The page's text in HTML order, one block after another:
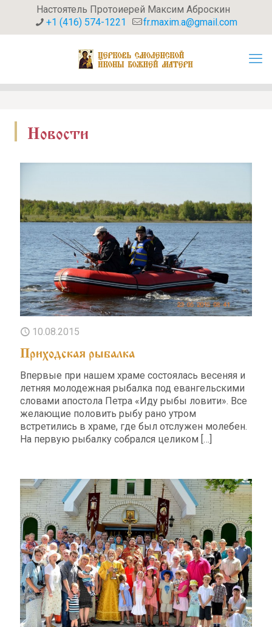
Настоятель Протоиерей Максим Аброскин
+1 (416) 574-1221
fr.maxim.a@gmail.com
Новости
10.08.2015
Приходская рыбалка
Впервые при нашем храме состоялась весеняя и
летняя молодежная рыбалка под евангельскими
словами апостола Петра «Иду рыбы ловити». Все
желающие половить рыбу рано утром
встретились в храме, где был отслужен молебен.
На первую рыбалку собрался целиком […]